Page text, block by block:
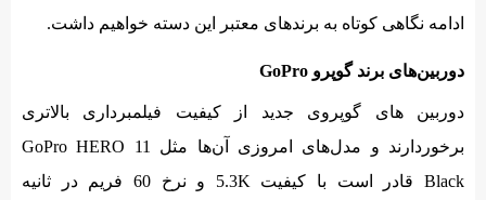
ادامه نگاهی کوتاه به برندهای معتبر این دسته خواهیم داشت.
دوربین‌های برند گوپرو GoPro
دوربین های گوپروی جدید از کیفیت فیلمبرداری بالاتری
برخوردارند و مدل‌های امروزی آن‌ها مثل GoPro HERO 11
Black قادر است با کیفیت 5.3K و نرخ 60 فریم در ثانیه